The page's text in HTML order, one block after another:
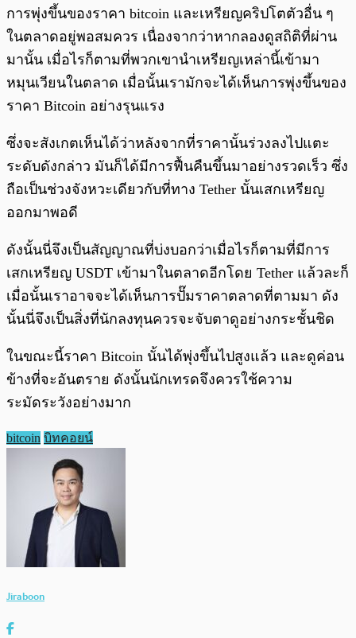
การพุ่งขึ้นของราคา bitcoin และเหรียญคริปโตตัวอื่น ๆ
ในตลาดอยู่พอสมควร เนื่องจากว่าหากลองดูสถิติที่ผ่าน
มานั้น เมื่อไรก็ตามที่พวกเขานำเหรียญเหล่านี้เข้ามา
หมุนเวียนในตลาด เมื่อนั้นเรามักจะได้เห็นการพุ่งขึ้นของ
ราคา Bitcoin อย่างรุนแรง
ซึ่งจะสังเกตเห็นได้ว่าหลังจากที่ราคานั้นร่วงลงไปแตะ
ระดับดังกล่าว มันก็ได้มีการฟื้นคืนขึ้นมาอย่างรวดเร็ว ซึ่ง
ถือเป็นช่วงจังหวะเดียวกับที่ทาง Tether นั้นเสกเหรียญ
ออกมาพอดี
ดังนั้นนี่จึงเป็นสัญญาณที่บ่งบอกว่าเมื่อไรก็ตามที่มีการ
เสกเหรียญ USDT เข้ามาในตลาดอีกโดย Tether แล้วละก็
เมื่อนั้นเราอาจจะได้เห็นการปั๊มราคาตลาดที่ตามมา ดัง
นั้นนี่จึงเป็นสิ่งที่นักลงทุนควรจะจับตาดูอย่างกระชั้นชิด
ในขณะนี้ราคา Bitcoin นั้นได้พุ่งขึ้นไปสูงแล้ว และดูค่อน
ข้างที่จะอันตราย ดังนั้นนักเทรดจึงควรใช้ความ
ระมัดระวังอย่างมาก
bitcoin บิทคอยน์
Jiraboon